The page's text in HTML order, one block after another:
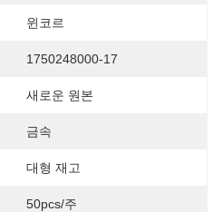
윈코르
1750248000-17
새로운 원본
금속
대형 재고
50pcs/주